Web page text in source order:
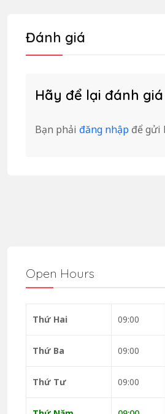
Đánh giá
Hãy để lại đánh giá
Bạn phải đăng nhập để gửi
Open Hours
Thứ Hai 09:00
Thứ Ba 09:00
Thứ Tư 09:00